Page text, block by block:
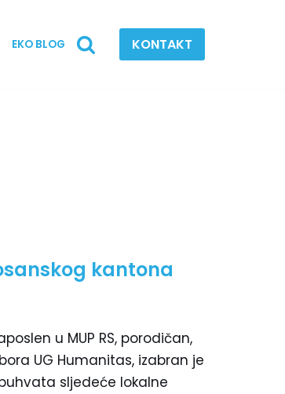
EKO BLOG KONTAKT
kantona
u MUP RS, porodičan,
UG Humanitas, izabran je
sljedeće lokalne